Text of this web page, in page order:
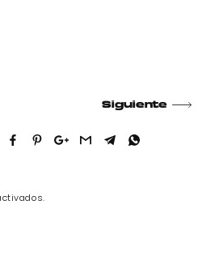
Siguiente